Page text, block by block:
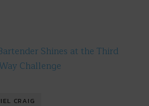
Shines at the Third
Challenge
CRAIG